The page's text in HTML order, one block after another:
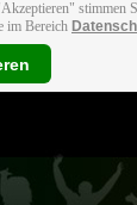
stimmen
im Bereich